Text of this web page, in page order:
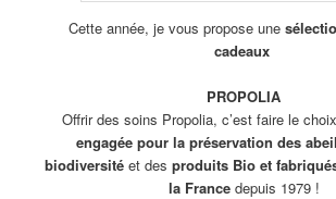
Cette année, je vous propose une
cadeaux
PROPOLIA
Offrir des soins Propolia, c’est faire le
engagée pour la préservation des
biodiversité et des produits Bio et
la Francedepuis 1979 !